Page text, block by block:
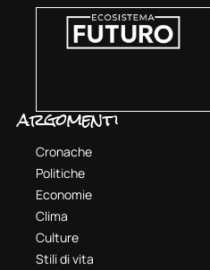
argomenti
Cronache
Politiche
Economie
Clima
Culture
Stili di vita